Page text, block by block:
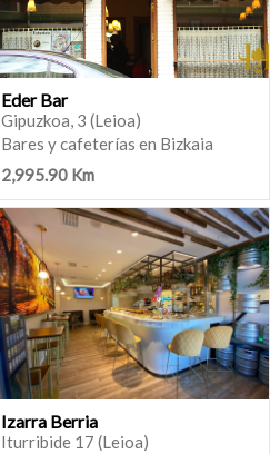
Eder Bar
Gipuzkoa, 3 (Leioa)
Bares y cafeterías en Bizkaia
2,995.90 Km
Izarra Berria
Iturribide 17 (Leioa)